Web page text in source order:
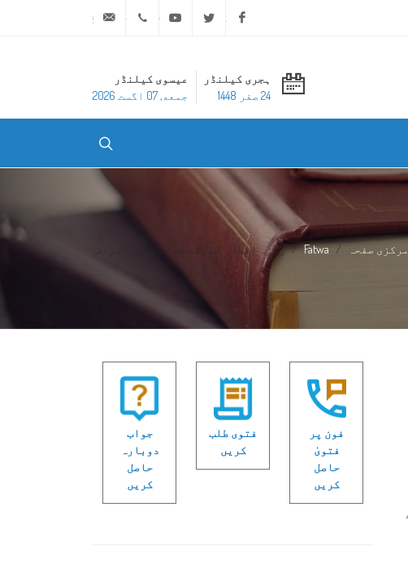
Facebook
Twitter
Youtube
ہجری کیلنڈر
24 صفر 1448
عیسوی کیلنڈر
جمعه, 07 اگست 2026
مرکزی صفحہ Fatwa روزہ افطار کے وقت کھانے میں اسراف
فون پر
فتویٰ
حاصل
کریں
فتوی طلب
کریں
جواب
دوبارہ
حاصل
کریں